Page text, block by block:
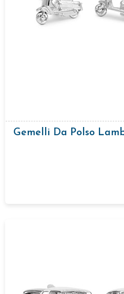
Gemelli Da Polso